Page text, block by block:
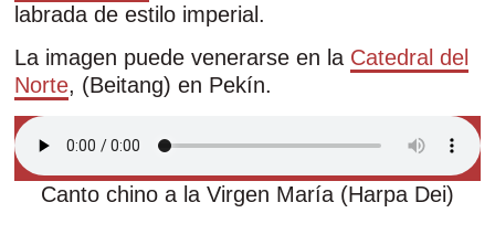
labrada de estilo imperial.
La imagen puede venerarse en la Catedral del
Norte, (Beitang) en Pekín.
Canto chino a la Virgen María (Harpa Dei)